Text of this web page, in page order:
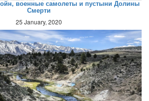
военные самолеты и пустыни Долины
Смерти
25 January, 2020